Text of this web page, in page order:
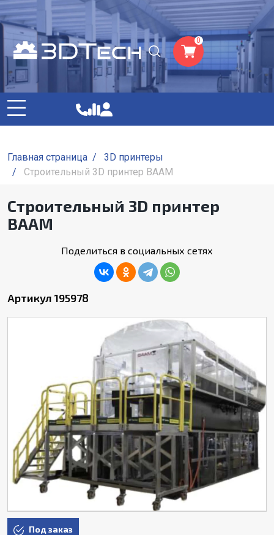
0
Главная страница /
3D принтеры
/
Строительный 3D принтер BAAM
Строительный 3D принтер
BAAM
Поделиться в социальных сетях
Артикул 195978
Под заказ